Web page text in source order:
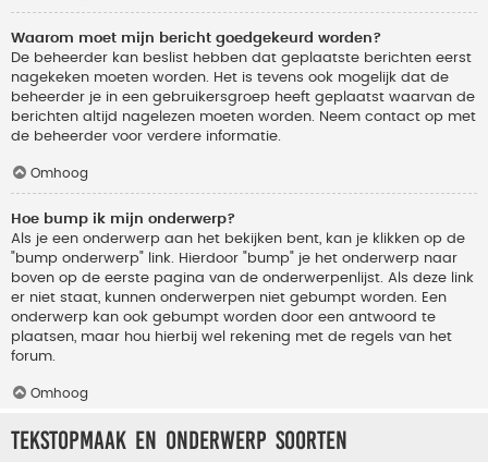
Waarom moet mijn bericht goedgekeurd worden?
De beheerder kan beslist hebben dat geplaatste berichten eerst
nagekeken moeten worden. Het is tevens ook mogelijk dat de
beheerder je in een gebruikersgroep heeft geplaatst waarvan de
berichten altijd nagelezen moeten worden. Neem contact op met
de beheerder voor verdere informatie.
Omhoog
Hoe bump ik mijn onderwerp?
Als je een onderwerp aan het bekijken bent, kan je klikken op de
"bump onderwerp" link. Hierdoor "bump" je het onderwerp naar
boven op de eerste pagina van de onderwerpenlijst. Als deze link
er niet staat, kunnen onderwerpen niet gebumpt worden. Een
onderwerp kan ook gebumpt worden door een antwoord te
plaatsen, maar hou hierbij wel rekening met de regels van het
forum.
Omhoog
Tekstopmaak en onderwerp soorten